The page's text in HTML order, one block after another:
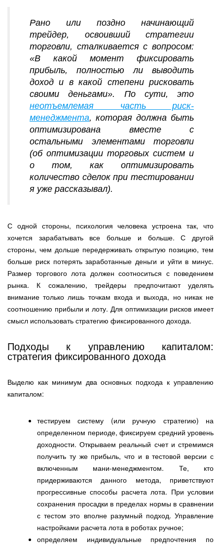
Рано или поздно начинающий
трейдер, освоивший стратегии
торговли, сталкивается с вопросом:
«В какой момент фиксировать
прибыль, полностью ли выводить
доход и в какой степени рисковать
своими деньгами». По сути, это
неотъемлемая часть риск-
менеджмента, которая должна быть
оптимизирована вместе с
остальными элементами торговли
(об оптимизации торговых систем и
о том, как оптимизировать
количество сделок при тестировании
я уже рассказывал).
С одной стороны, психология человека устроена так, что
хочется зарабатывать все больше и больше. С другой
стороны, чем дольше передерживать открытую позицию, тем
больше риск потерять заработанные деньги и уйти в минус.
Размер торгового лота должен соотноситься с поведением
рынка. К сожалению, трейдеры предпочитают уделять
внимание только лишь точкам входа и выхода, но никак не
соотношению прибыли и лоту. Для оптимизации рисков имеет
смысл использовать стратегию фиксированного дохода.
Подходы к управлению капиталом:
стратегия фиксированного дохода
Выделю как минимум два основных подхода к управлению
капиталом:
тестируем систему (или ручную стратегию) на
определенном периоде, фиксируем средний уровень
доходности. Открываем реальный счет и стремимся
получить ту же прибыль, что и в тестовой версии с
включенным мани-менеджментом. Те, кто
придерживаются данного метода, приветствуют
прогрессивные способы расчета лота. При условии
сохранения просадки в пределах нормы в сравнении
с тестом это вполне разумный подход. Управление
настройками расчета лота в роботах ручное;
определяем индивидуальные предпочтения по